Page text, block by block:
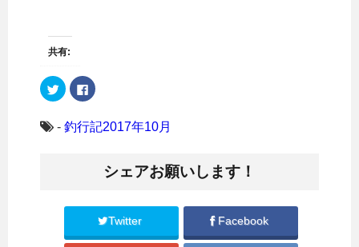
共有:
ク
リ
し
て
で
F
a
b
o
は
リ
- 釣行記2017年10月
シェアお願いします！
Twitter Facebook